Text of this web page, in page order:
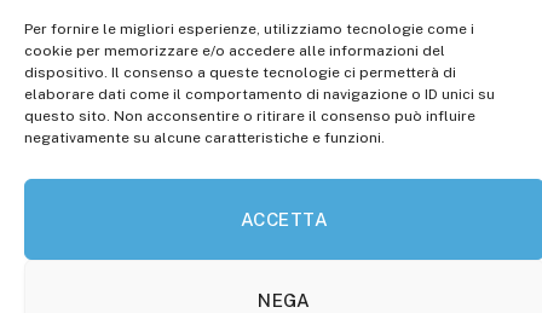
Per fornire le migliori esperienze, utilizziamo tecnologie come i
cookie per memorizzare e/o accedere alle informazioni del
dispositivo. Il consenso a queste tecnologie ci permetterà di
elaborare dati come il comportamento di navigazione o ID unici su
questo sito. Non acconsentire o ritirare il consenso può influire
negativamente su alcune caratteristiche e funzioni.
ACCETTA
NEGA
Registr. presso il Tribunale di Campobasso: 3/2013 del
14.11.2013, Cron. 1254
Roc: iscrizione n° 25549 (Prot. 1138/com/15 del
30.04.2015)
P.Iva: 01707150700